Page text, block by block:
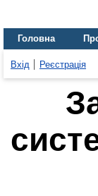
Головна
Вхід Реєстрація